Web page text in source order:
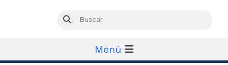
Buscar
Menú